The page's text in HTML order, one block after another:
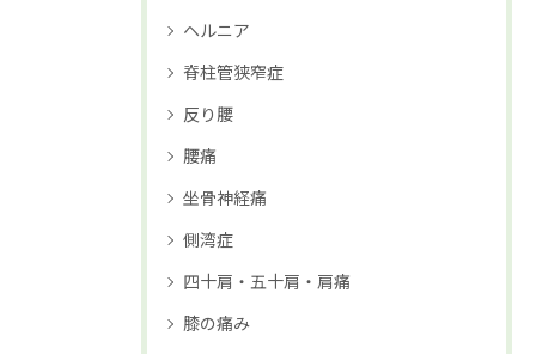
ヘルニア
脊柱管狭窄症
反り腰
腰痛
坐骨神経痛
側湾症
四十肩・五十肩・肩痛
膝の痛み